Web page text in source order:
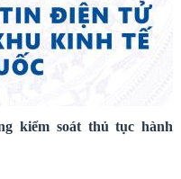
kiểm soát thủ tục hành